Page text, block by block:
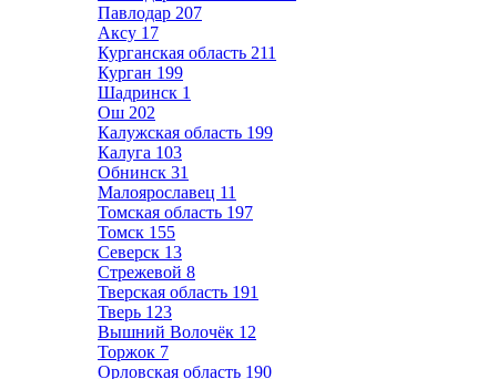
Павлодар 207
Аксу 17
Курганская область 211
Курган 199
Шадринск 1
Ош 202
Калужская область 199
Калуга 103
Обнинск 31
Малоярославец 11
Томская область 197
Томск 155
Северск 13
Стрежевой 8
Тверская область 191
Тверь 123
Вышний Волочёк 12
Торжок 7
Орловская область 190